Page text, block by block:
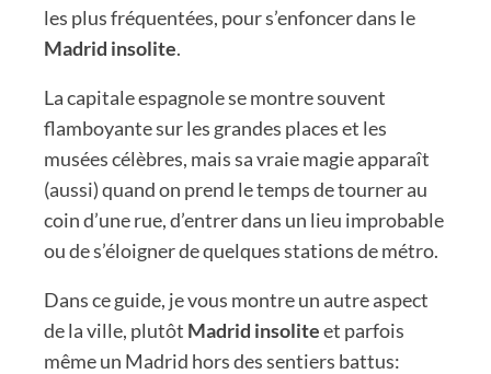
les plus fréquentées, pour s’enfoncer dans le
Madrid insolite.
La capitale espagnole se montre souvent
flamboyante sur les grandes places et les
musées célèbres, mais sa vraie magie apparaît
(aussi) quand on prend le temps de tourner au
coin d’une rue, d’entrer dans un lieu improbable
ou de s’éloigner de quelques stations de métro.
Dans ce guide, je vous montre un autre aspect
de la ville, plutôt Madrid insoliteet parfois
même un Madrid hors des sentiers battus: